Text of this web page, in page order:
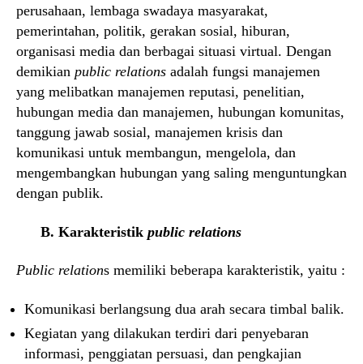
perusahaan, lembaga swadaya masyarakat,
pemerintahan, politik, gerakan sosial, hiburan,
organisasi media dan berbagai situasi virtual. Dengan
demikian public relations adalah fungsi manajemen
yang melibatkan manajemen reputasi, penelitian,
hubungan media dan manajemen, hubungan komunitas,
tanggung jawab sosial, manajemen krisis dan
komunikasi untuk membangun, mengelola, dan
mengembangkan hubungan yang saling menguntungkan
dengan publik.
B. Karakteristik public relations
Public relations memiliki beberapa karakteristik, yaitu :
Komunikasi berlangsung dua arah secara timbal balik.
Kegiatan yang dilakukan terdiri dari penyebaran
informasi, penggiatan persuasi, dan pengkajian